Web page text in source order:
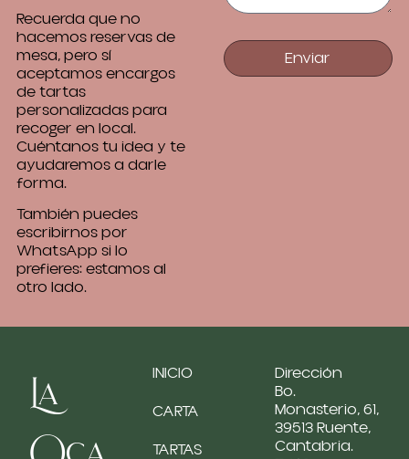
Recuerda que no
hacemos reservas de
mesa, pero sí
aceptamos encargos
de tartas
personalizadas para
recoger en local.
Cuéntanos tu idea y te
ayudaremos a darle
forma.
También puedes
escribirnos por
WhatsApp si lo
prefieres: estamos al
otro lado.
Enviar
La
INICIO
CARTA
TARTAS
Dirección
Bo.
Monasterio, 61,
39513 Ruente,
Cantabria.